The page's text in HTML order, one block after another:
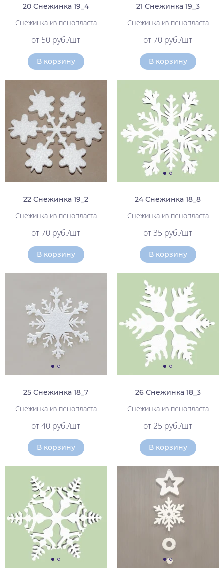
20 Снежинка 19_4
Снежинка из пенопласта
от 50 руб./шт
В корзину
21 Снежинка 19_3
Снежинка из пенопласта
от 70 руб./шт
В корзину
22 Снежинка 19_2
Снежинка из пенопласта
от 70 руб./шт
В корзину
24 Снежинка 18_8
Снежинка из пенопласта
от 35 руб./шт
В корзину
25 Снежинка 18_7
Снежинка из пенопласта
от 40 руб./шт
В корзину
26 Снежинка 18_3
Снежинка из пенопласта
от 25 руб./шт
В корзину